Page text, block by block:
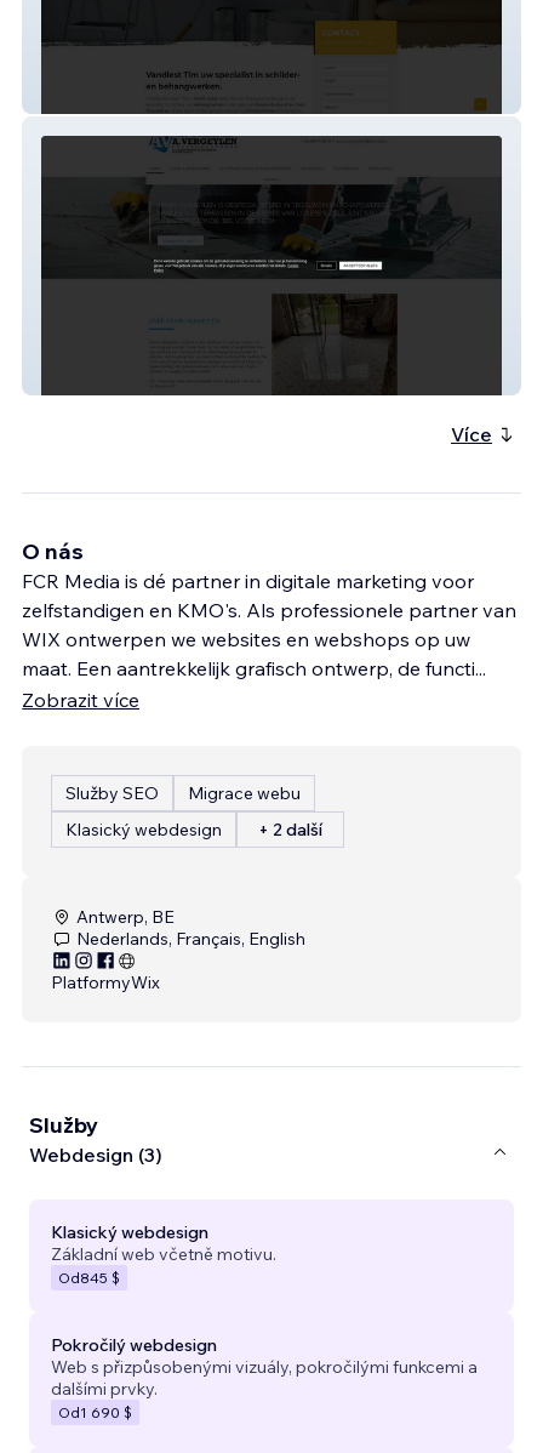
Více
O nás
FCR Media is dé partner in digitale marketing voor
zelfstandigen en KMO's. Als professionele partner van
WIX ontwerpen we websites en webshops op uw
maat. Een aantrekkelijk grafisch ontwerp, de functi...
Zobrazit více
Služby SEO
Migrace webu
Klasický webdesign
+ 2 další
Antwerp, BE
Nederlands, Français, English
PlatformyWix
Služby
Webdesign (3)
Klasický webdesign
Základní web včetně motivu.
Od845 $
Pokročilý webdesign
Web s přizpůsobenými vizuály, pokročilými funkcemi a
dalšími prvky.
Od1 690 $